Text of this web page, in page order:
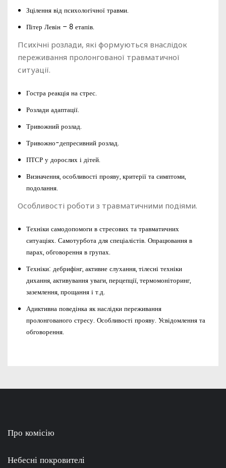
Зцілення від психологічної травми.
Пітер Левін – 8 етапів.
Психічні розлади, які формуються внаслідок
переживання пролонгованої травматичної
ситуації.
Гостра реакція на стрес.
Розлади адаптації.
Тривожний розлад.
Тривожно-депресивний розлад.
ПТСР у дорослих і дітей.
Визначення, особливості прояву, критерії та симптоми,
подолання.
Особливості роботи з травматичними подіями.
Техніки самодопомоги в стресових та травматичних
ситуаціях. Самотурбота для спеціалістів. Опрацювання в
парах, обговорення в групах.
Техніки: дебрифінг, активне слухання, тілесні техніки
дихання, активування уваги, перцепції, термомоніторинг,
заземлення, прощання і т.д.
Адиктивна поведінка як наслідки переживання
пролонгованого стресу. Особливості прояву. Усвідомлення та
обговорення.
Про комісію
Небесні покровителі